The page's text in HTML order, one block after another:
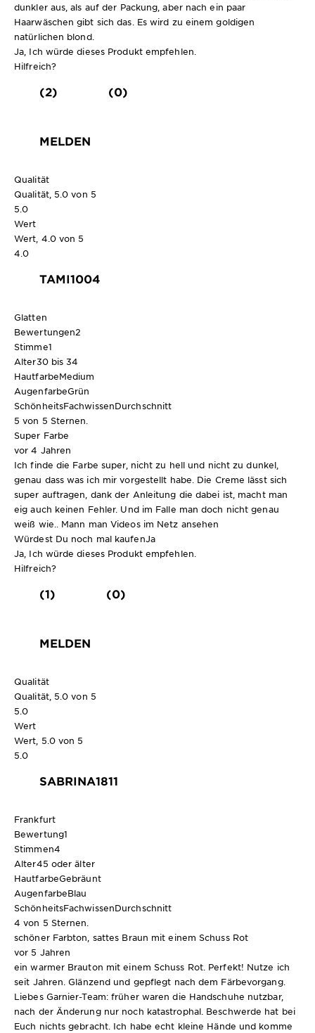
dunkler aus, als auf der Packung, aber nach ein paar
Haarwäschen gibt sich das. Es wird zu einem goldigen
natürlichen blond.
Ja, Ich würde dieses Produkt empfehlen.
Hilfreich?
(2) (0)
MELDEN
Qualität
Qualität, 5.0 von 5
5.0
Wert
Wert, 4.0 von 5
4.0
TAMI1004
Glatten
Bewertungen2
Stimme1
Alter30 bis 34
HautfarbeMedium
AugenfarbeGrün
SchönheitsFachwissenDurchschnitt
5 von 5 Sternen.
Super Farbe
vor 4 Jahren
Ich finde die Farbe super, nicht zu hell und nicht zu dunkel,
genau dass was ich mir vorgestellt habe. Die Creme lässt sich
super auftragen, dank der Anleitung die dabei ist, macht man
eig auch keinen Fehler. Und im Falle man doch nicht genau
weiß wie.. Mann man Videos im Netz ansehen
Würdest Du noch mal kaufenJa
Ja, Ich würde dieses Produkt empfehlen.
Hilfreich?
(1) (0)
MELDEN
Qualität
Qualität, 5.0 von 5
5.0
Wert
Wert, 5.0 von 5
5.0
SABRINA1811
Frankfurt
Bewertung1
Stimmen4
Alter45 oder älter
HautfarbeGebräunt
AugenfarbeBlau
SchönheitsFachwissenDurchschnitt
4 von 5 Sternen.
schöner Farbton, sattes Braun mit einem Schuss Rot
vor 5 Jahren
ein warmer Brauton mit einem Schuss Rot. Perfekt! Nutze ich
seit Jahren. Glänzend und gepflegt nach dem Färbevorgang.
Liebes Garnier-Team: früher waren die Handschuhe nutzbar,
nach der Änderung nur noch katastrophal. Beschwerde hat bei
Euch nichts gebracht. Ich habe echt kleine Hände und komme